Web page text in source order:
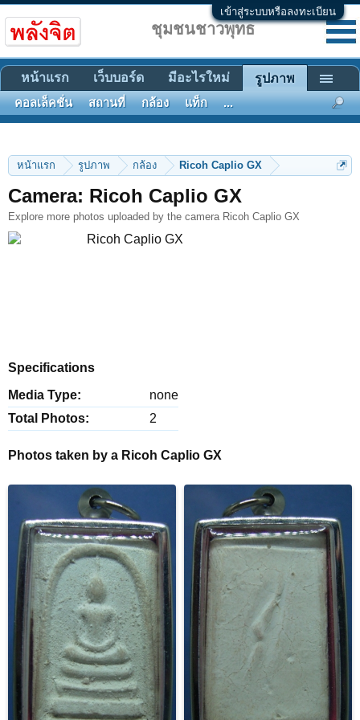
เข้าสู่ระบบหรือลงทะเบียน
หน้าแรก รูปภาพ กล้อง Ricoh Caplio GX
Camera: Ricoh Caplio GX
Explore more photos uploaded by the camera Ricoh Caplio GX
Specifications
Media Type:
none
Total Photos:
2
Photos taken by a Ricoh Caplio GX
ชุมชนชาวพุทธ
หน้าแรก เว็บบอร์ด มีอะไรใหม่ รูปภาพ
คอลเล็คชั่น สถานที่ กล้อง แท็ก ...